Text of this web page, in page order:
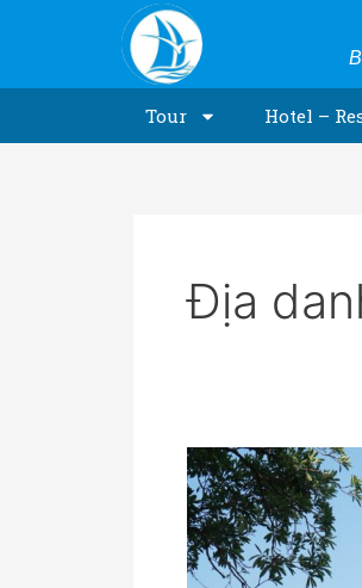
Tour Hotel –
Địa
Thành
Đồng
Hới
–
Thành